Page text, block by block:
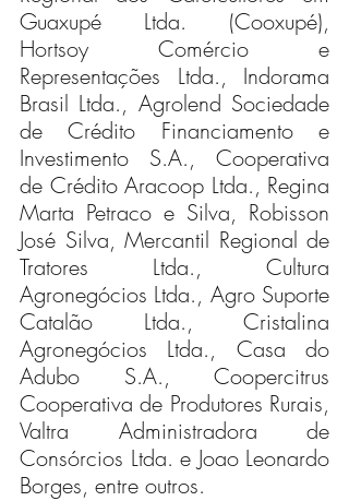
Guaxupé Ltda. (Cooxupé),
Hortsoy Comércio e
Representações Ltda., Indorama
Brasil Ltda., Agrolend Sociedade
de Crédito Financiamento e
Investimento S.A., Cooperativa
de Crédito Aracoop Ltda., Regina
Marta Petraco e Silva, Robisson
José Silva, Mercantil Regional de
Tratores Ltda., Cultura
Agronegócios Ltda., Agro Suporte
Catalão Ltda., Cristalina
Agronegócios Ltda., Casa do
Adubo S.A., Coopercitrus
Cooperativa de Produtores Rurais,
Valtra Administradora de
Consórcios Ltda. e Joao Leonardo
Borges, entre outros.